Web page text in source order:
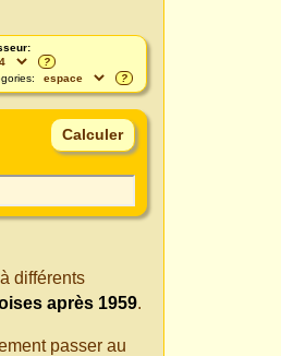
?
?
différents
après 1959.
passer au